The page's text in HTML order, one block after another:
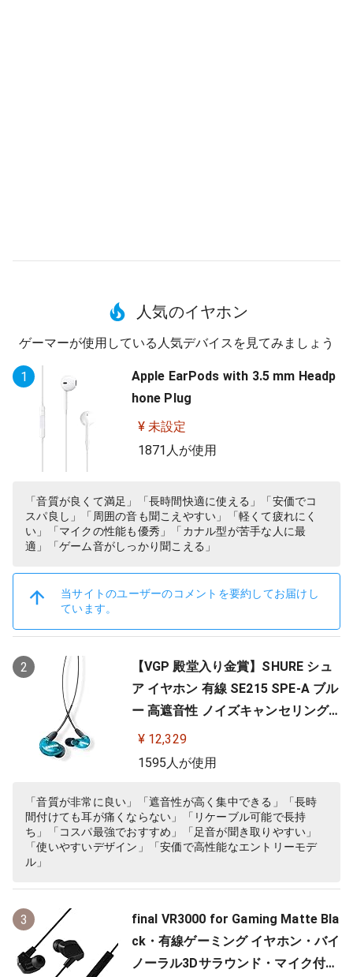
人気のイヤホン
ゲーマーが使用している人気デバイスを見てみましょう
1
Apple EarPods with 3.5 mm Headp
hone Plug
¥ 未設定
1871人が使用
「音質が良くて満足」「長時間快適に使える」「安価でコ
スパ良し」「周囲の音も聞こえやすい」「軽くて疲れにく
い」「マイクの性能も優秀」「カナル型が苦手な人に最
適」「ゲーム音がしっかり聞こえる」
当サイトのユーザーのコメントを要約してお届けし
ています。
2
【VGP 殿堂入り金賞】SHURE シュ
ア イヤホン 有線 SE215 SPE-A ブル
ー 高遮音性 ノイズキャンセリング
ゲーム ゲーミング スペシャルエデ
ィション カナル型 ワイヤレス変換
様 低音強化 配信 音楽 オーディオリ
スニング レコーディング 録音…
¥ 12,329
1595人が使用
「音質が非常に良い」「遮音性が高く集中できる」「長時
間付けても耳が痛くならない」「リケーブル可能で長持
ち」「コスパ最強でおすすめ」「足音が聞き取りやすい」
「使いやすいデザイン」「安価で高性能なエントリーモデ
ル」
3
final VR3000 for Gaming Matte Bla
ck・有線ゲーミング イヤホン・バイ
ノーラル3Dサラウンド・マイク付き